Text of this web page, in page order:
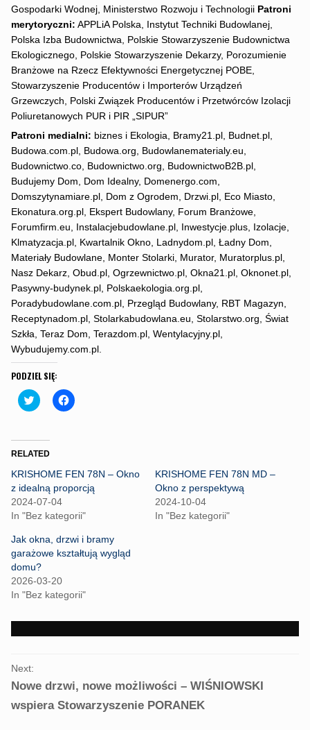
Gospodarki Wodnej, Ministerstwo Rozwoju i Technologii Patroni
merytoryczni: APPLiA Polska, Instytut Techniki Budowlanej,
Polska Izba Budownictwa, Polskie Stowarzyszenie Budownictwa
Ekologicznego, Polskie Stowarzyszenie Dekarzy, Porozumienie
Branżowe na Rzecz Efektywności Energetycznej POBE,
Stowarzyszenie Producentów i Importerów Urządzeń
Grzewczych, Polski Związek Producentów i Przetwórców Izolacji
Poliuretanowych PUR i PIR „SIPUR”
Patroni medialni: biznes i Ekologia, Bramy21.pl, Budnet.pl,
Budowa.com.pl, Budowa.org, Budowlanematerialy.eu,
Budownictwo.co, Budownictwo.org, BudownictwoB2B.pl,
Budujemy Dom, Dom Idealny, Domenergo.com,
Domszytynamiare.pl, Dom z Ogrodem, Drzwi.pl, Eco Miasto,
Ekonatura.org.pl, Ekspert Budowlany, Forum Branżowe,
Forumfirm.eu, Instalacjebudowlane.pl, Inwestycje.plus, Izolacje,
Klmatyzacja.pl, Kwartalnik Okno, Ladnydom.pl, Ładny Dom,
Materiały Budowlane, Monter Stolarki, Murator, Muratorplus.pl,
Nasz Dekarz, Obud.pl, Ogrzewnictwo.pl, Okna21.pl, Oknonet.pl,
Pasywny-budynek.pl, Polskaekologia.org.pl,
Poradybudowlane.com.pl, Przegląd Budowlany, RBT Magazyn,
Receptynadom.pl, Stolarkabudowlana.eu, Stolarstwo.org, Świat
Szkła, Teraz Dom, Terazdom.pl, Wentylacyjny.pl,
Wybudujemy.com.pl.
PODZIEL SIĘ:
C
l
t
o
h
a
r
e
o
n
w
i
t
t
e
r
(
O
n
w
n
C
l
h
a
r
e
n
c
e
b
(
e
w
w
i
RELATED
KRISHOME FEN 78N – Okno
z idealną proporcją
2024-07-04
In "Bez kategorii"
KRISHOME FEN 78N MD –
Okno z perspektywą
2024-10-04
In "Bez kategorii"
Jak okna, drzwi i bramy
garażowe kształtują wygląd
domu?
2026-03-20
In "Bez kategorii"
PORTFOLIO
NAVIGATION
Next:
Nowe drzwi, nowe możliwości – WIŚNIOWSKI
wspiera Stowarzyszenie PORANEK